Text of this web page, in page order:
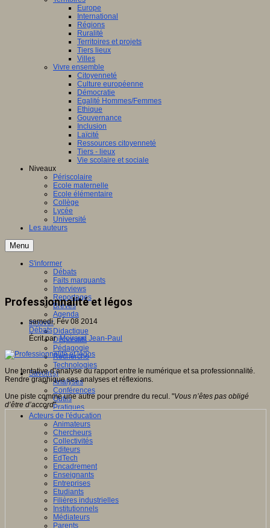
Europe
International
Régions
Ruralité
Territoires et projets
Tiers lieux
Villes
Vivre ensemble
Citoyenneté
Culture européenne
Démocratie
Egalité Hommes/Femmes
Ethique
Gouvernance
Inclusion
Laïcité
Ressources citoyenneté
Tiers - lieux
Vie scolaire et sociale
Niveaux
Périscolaire
Ecole maternelle
Ecole élémentaire
Collège
Lycée
Université
Les auteurs
Menu
S'informer
Débats
Faits marquants
Interviews
Reportages
Brèves
Agenda
Innover
Didactique
Dispositifs
Pédagogie
Recherche
Technologies
Savoir(s)
Analyses
Conférences
Outils
Pratiques
Acteurs de l'éducation
Animateurs
Chercheurs
Collectivités
Editeurs
EdTech
Encadrement
Enseignants
Entreprises
Etudiants
Filières industrielles
Institutionnels
Médiateurs
Parents
Professionnalité et légos
samedi, Fév 08 2014
Débats
Écrit parMoiraud Jean-Paul
Une tentative d’analyse du rapport entre le numérique et sa professionnalité.
Rendre graphique ses analyses et réflexions.
Une piste comme une autre pour prendre du recul. "Vous n’êtes pas obligé
d’être d’accord"